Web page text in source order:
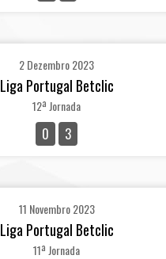
2 Dezembro 2023
Liga Portugal Betclic
12ª Jornada
0 3
11 Novembro 2023
Liga Portugal Betclic
11ª Jornada